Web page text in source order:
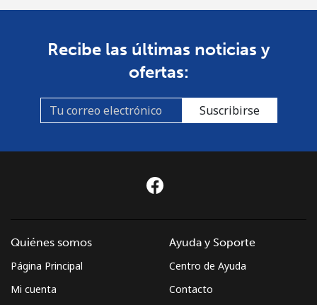
Recibe las últimas noticias y
ofertas:
Suscribirse
Quiénes somos
Página Principal
Mi cuenta
Ayuda y Soporte
Centro de Ayuda
Contacto